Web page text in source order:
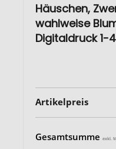
Häuschen,
wahlweise
Digitaldruck 1-
Artikelpreis
Gesamtsumme exkl.